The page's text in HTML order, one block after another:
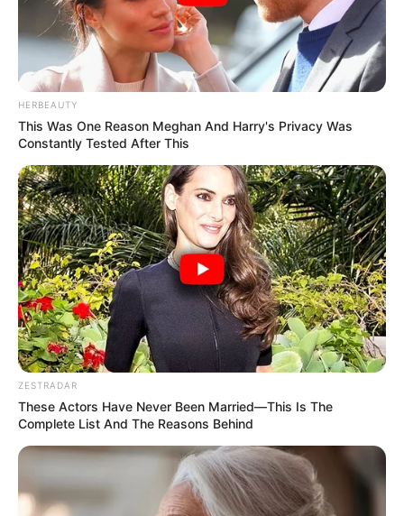
HERBEAUTY
This Was One Reason Meghan And Harry's Privacy Was
Constantly Tested After This
ZESTRADAR
These Actors Have Never Been Married—This Is The
Complete List And The Reasons Behind